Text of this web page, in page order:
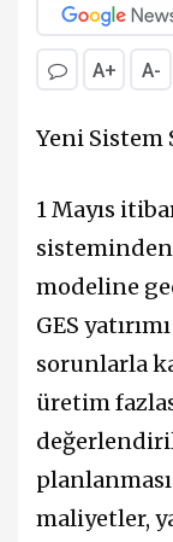
A+ A-
Yeni Sistem
1 Mayıs
modeline
GES
sorunlarla
üretim
maliyetler,